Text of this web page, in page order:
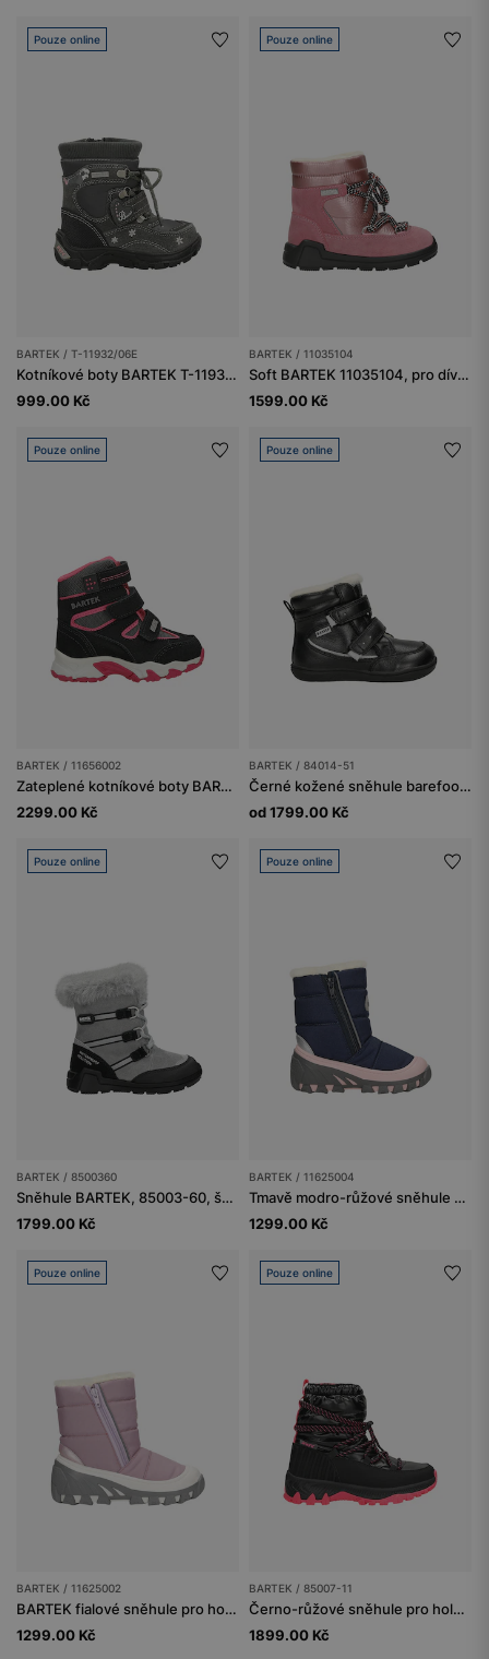
Pouze online
BARTEK / T-11932/06E
Kotníkové boty BARTEK T-11932/06E, pro holčičky, šedé
999.00 Kč
Pouze online
BARTEK / 11035104
Soft BARTEK 11035104, pro dívky, růžové
1599.00 Kč
Pouze online
BARTEK / 11656002
Zateplené kotníkové boty BARTEK 11656002, pro dívky, černo-růžové
2299.00 Kč
Pouze online
BARTEK / 84014-51
Černé kožené sněhule barefoot zateplené přírodní vlnou BARTEK 84014-51
od 1799.00 Kč
Pouze online
BARTEK / 8500360
Sněhule BARTEK, 85003-60, šedo-černé
1799.00 Kč
Pouze online
BARTEK / 11625004
Tmavě modro-růžové sněhule BARTEK s hydrofobní úpravou 11625004
1299.00 Kč
Pouze online
BARTEK / 11625002
BARTEK fialové sněhule pro holčičky 11625002
1299.00 Kč
Pouze online
BARTEK / 85007-11
Černo-růžové sněhule pro holčičky s ortaliónovou šachtou BARTEK 85007-11
1899.00 Kč